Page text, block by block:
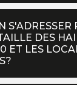
S'ADRESSER
DES
ET LES